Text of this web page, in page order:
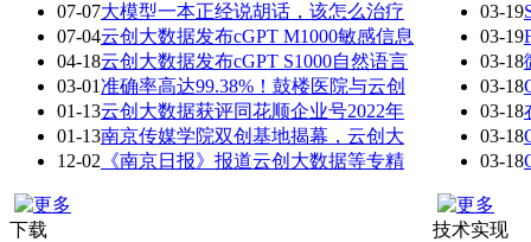
07-07大模型一本正经说胡话，该怎么治疗
07-04云创大数据发布cGPT M1000敏感信息
04-18云创大数据发布cGPT S1000自然语言
03-01准确率高达99.38%！鼓楼医院与云创
01-13云创大数据获评同花顺企业号2022年
01-13南京传媒学院双创基地揭幕，云创大
12-02 《南京日报》报道云创大数据等专精
03-19
03-19
03-18
03-18
03-18
03-18
03-18
下载 技术实现